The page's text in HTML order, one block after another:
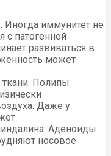
Иногда иммунитет не
с патогенной
развиваться в
может
ткани. Полипы
Даже у
Аденоиды
носовое